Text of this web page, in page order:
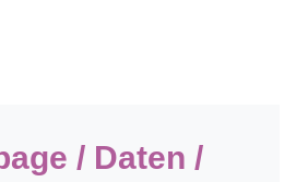
/ Daten /